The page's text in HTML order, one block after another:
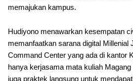
memajukan kampus.
Hudiyono menawarkan kesempatan
memanfaatkan sarana digital Millenial
Command Center yang ada di kantor
hanya kerjasama mata kuliah
juga praktek langsung untuk